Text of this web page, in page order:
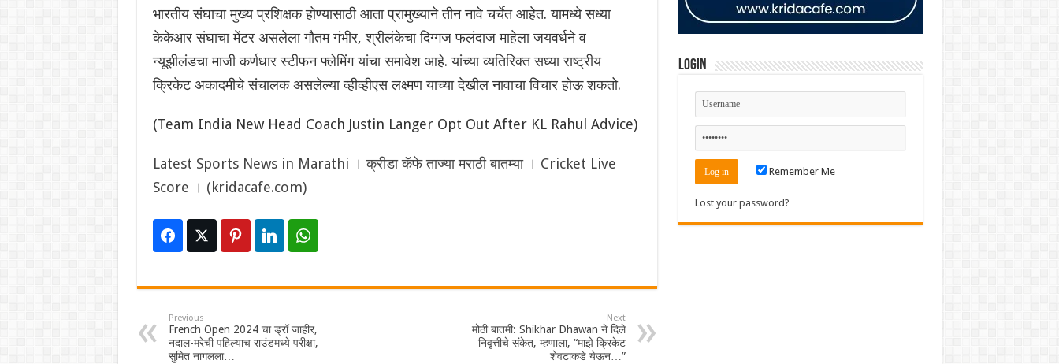
भारतीय संघाचा मुख्य प्रशिक्षक होण्यासाठी आता प्रामुख्याने तीन नावे चर्चेत आहेत. यामध्ये सध्या
केकेआर संघाचा मेंटर असलेला गौतम गंभीर, श्रीलंकेचा दिग्गज फलंदाज माहेला जयवर्धने व
न्यूझीलंडचा माजी कर्णधार स्टीफन फ्लेमिंग यांचा समावेश आहे. यांच्या व्यतिरिक्त सध्या राष्ट्रीय
क्रिकेट अकादमीचे संचालक असलेल्या व्हीव्हीएस लक्ष्मण याच्या देखील नावाचा विचार होऊ शकतो.
(Team India New Head Coach Justin Langer Opt Out After KL Rahul Advice)
Latest Sports News in Marathi । क्रीडा कॅफे ताज्या मराठी बातम्या । Cricket Live
Score । (kridacafe.com)
Previous
French Open 2024 चा ड्रॉ जाहीर,
नदाल-मरेची पहिल्याच राउंडमध्ये परीक्षा,
सुमित नागलला…
Next
मोठी बातमी: Shikhar Dhawan ने दिले
निवृत्तीचे संकेत, म्हणाला, “माझे क्रिकेट
शेवटाकडे येऊन…”
Login
Remember Me
Lost your password?